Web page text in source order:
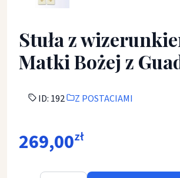
Stuła z
Matki Bożej z
ID: 192 Z POSTACIAMI
269,00zł